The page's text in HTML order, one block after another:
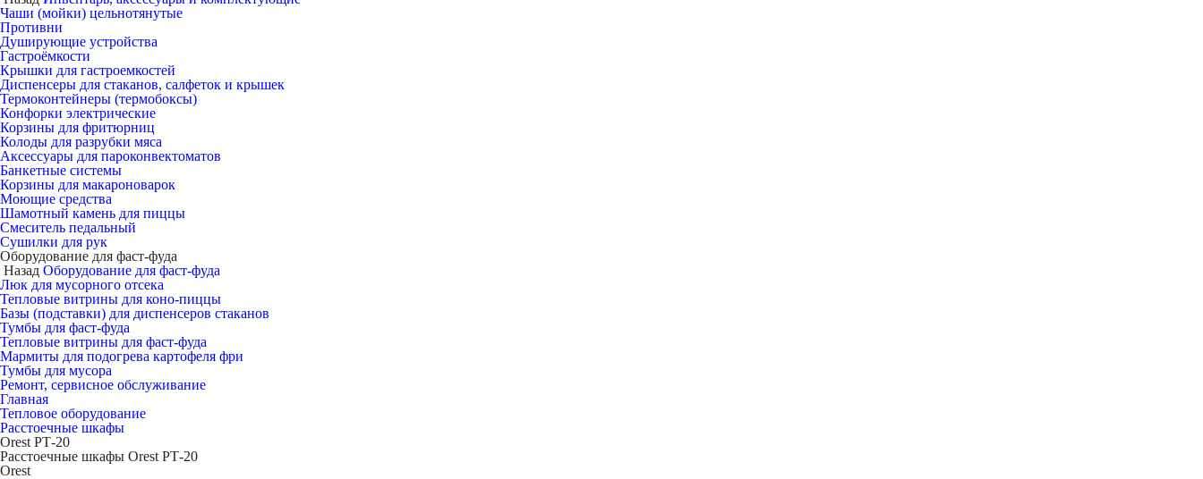
Чаши (мойки) цельнотянутые
Противни
Душирующие устройства
Гастроёмкости
Крышки для гастроемкостей
Диспенсеры для стаканов, салфеток и крышек
Термоконтейнеры (термобоксы)
Конфорки электрические
Корзины для фритюрниц
Колоды для разрубки мяса
Аксессуары для пароконвектоматов
Банкетные системы
Корзины для макароноварок
Моющие средства
Шамотный камень для пиццы
Смеситель педальный
Сушилки для рук
Оборудование для фаст-фуда
Назад Оборудование для фаст-фуда
Люк для мусорного отсека
Тепловые витрины для коно-пиццы
Базы (подставки) для диспенсеров стаканов
Тумбы для фаст-фуда
Тепловые витрины для фаст-фуда
Мармиты для подогрева картофеля фри
Тумбы для мусора
Ремонт, сервисное обслуживание
Главная
Тепловое оборудование
Расcтоечные шкафы
Orest РТ-20
Расcтоечные шкафы Orest РТ-20
Orest